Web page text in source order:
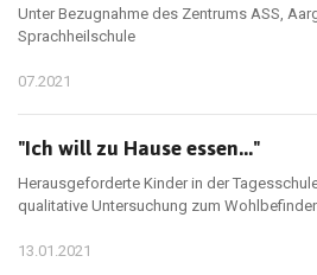
Unter Bezugnahme des Zentrums ASS,
Sprachheilschule
07.2021
"Ich will zu Hause essen..."
Herausgeforderte Kinder in der
qualitative Untersuchung zum
13.01.2021